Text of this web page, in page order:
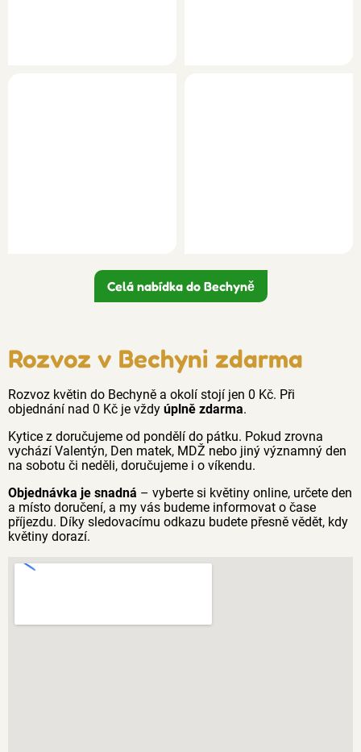
Celá nabídka do Bechyně
Rozvoz v Bechyni zdarma
Rozvoz květin do Bechyně a okolí stojí jen 0 Kč. Při
objednání nad 0 Kč je vždy úplně zdarma.
Kytice z doručujeme od pondělí do pátku. Pokud zrovna
vychází Valentýn, Den matek, MDŽ nebo jiný významný den
na sobotu či neděli, doručujeme i o víkendu.
Objednávka je snadná – vyberte si květiny online, určete den
a místo doručení, a my vás budeme informovat o čase
příjezdu. Díky sledovacímu odkazu budete přesně vědět, kdy
květiny dorazí.